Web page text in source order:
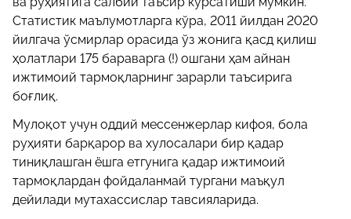
Статистик маълумотларга кўра, 2011 йилдан 2020
йилгача ўсмирлар орасида ўз жонига қасд қилиш
ҳолатлари 175 бараварга (!) ошгани ҳам айнан
ижтимоий тармоқларнинг зарарли таъсирига
боғлиқ.
Мулоқот учун оддий мессенжерлар кифоя, бола
руҳияти барқарор ва хулосалари бир қадар
тиниқлашган ёшга етгунига қадар ижтимоий
тармоқлардан фойдаланмай тургани маъқул
дейилади мутахассислар тавсияларида.